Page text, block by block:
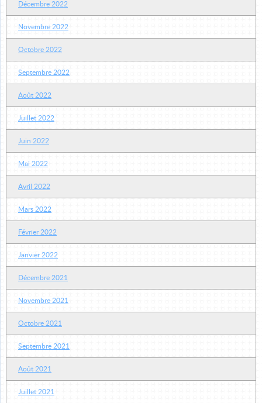
Décembre 2022
Novembre 2022
Octobre 2022
Septembre 2022
Août 2022
Juillet 2022
Juin 2022
Mai 2022
Avril 2022
Mars 2022
Février 2022
Janvier 2022
Décembre 2021
Novembre 2021
Octobre 2021
Septembre 2021
Août 2021
Juillet 2021